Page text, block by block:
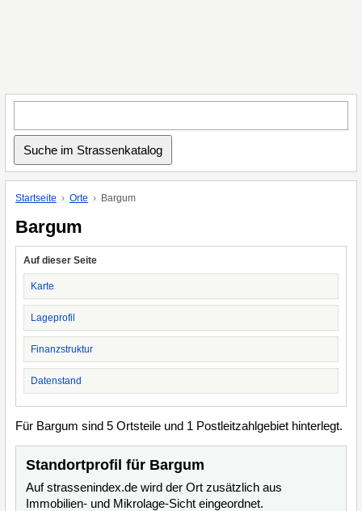
Startseite Orte Bargum
Bargum
Auf dieser Seite
Karte
Lageprofil
Finanzstruktur
Datenstand
Für Bargum sind 5 Ortsteile und 1 Postleitzahlgebiet hinterlegt.
Standortprofil für Bargum
Auf strassenindex.de wird der Ort zusätzlich aus
Immobilien- und Mikrolage-Sicht eingeordnet.